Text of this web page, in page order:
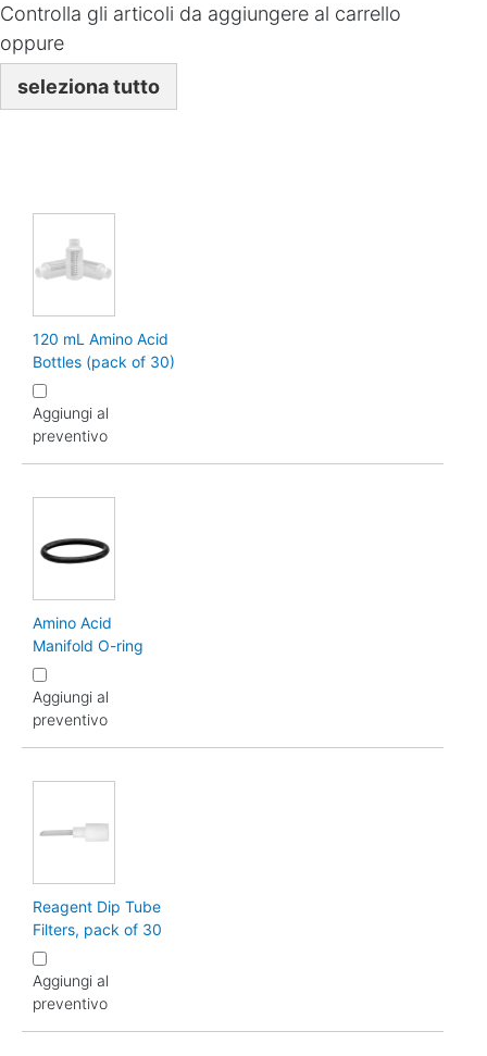
Controlla gli articoli da aggiungere al carrello
oppure
seleziona tutto
120 mL Amino Acid
Bottles (pack of 30)
Aggiungi al
preventivo
Amino Acid
Manifold O-ring
Aggiungi al
preventivo
Reagent Dip Tube
Filters, pack of 30
Aggiungi al
preventivo